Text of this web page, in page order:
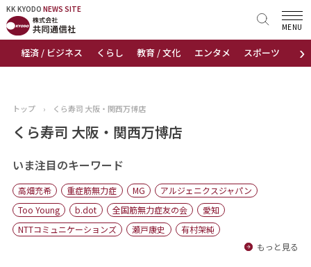
KK KYODO NEWS SITE
›
経済 / ビジネス くらし 教育 / 文化 エンタメ スポーツ 地域
MENU
KK KYODONEWS SITE
トップページ
ニュース
おすすめコンテンツ
出版物
会社概要
トップ › くら寿司 大阪・関西万博店
くら寿司 大阪・関西万博店
いま注目のキーワード
高畑充希 重症筋無力症 MG
アルジェニクスジャパン
Too Young
b.dot 全国筋無力症友の会
愛知
NTTコミュニケーションズ
瀬戸康史
有村架純
もっと見る